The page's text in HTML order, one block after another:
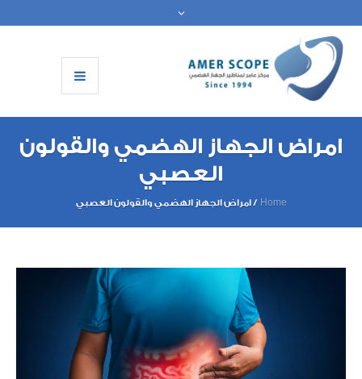
امراض الجهاز الهضمي والقولون
العصبي
Home
/امراض الجهاز الهضمي والقولون العصبي